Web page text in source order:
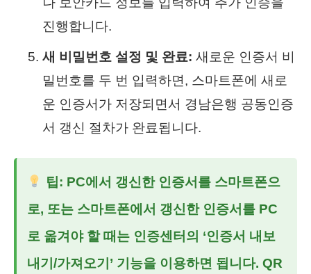
진행합니다.
새 비밀번호 설정 및 완료: 새로운 인증서 비
밀번호를 두 번 입력하면, 스마트폰에 새로
운 인증서가 저장되면서 경남은행 공동인증
서 갱신 절차가 완료됩니다.
팁: PC에서 갱신한 인증서를 스마트폰으
로, 또는 스마트폰에서 갱신한 인증서를 PC
로 옮겨야 할 때는 인증센터의 ‘인증서 내보
내기/가져오기’ 기능을 이용하면 됩니다. QR